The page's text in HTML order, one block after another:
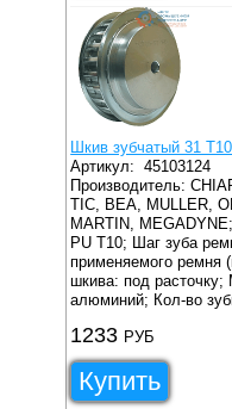
Шкив зубчатый 31
Артикул:45103124
Производитель:
TIC, BEA, MULLER,
MARTIN, MEGADYNE;
PU T10; Шаг зуба
применяемого ремня
шкива: под расточку;
алюминий; Кол-во
1233 РУБ
Купить